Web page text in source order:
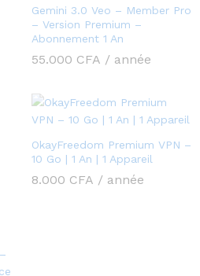
Gemini 3.0 Veo – Member Pro
– Version Premium –
Abonnement 1 An
55.000 CFA / année
OkayFreedom Premium VPN –
10 Go | 1 An | 1 Appareil
8.000 CFA / année